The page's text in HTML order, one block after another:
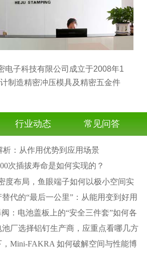
电子科技有限公司成立于2008年1
制造精密冲压模具及精密五金件
行业动态 常见问答
析：从作用优势到应用场景
次插拔寿命是如何实现的？
度布局，鱼眼端子如何以极小空间实
代的“最后一公里”：从能用变到好用
阀：电池盖板上的“安全三件套”如何各
厂选择铝钉生产商，应重点看哪几方
Mini-FAKRA 如何破解空间与性能博